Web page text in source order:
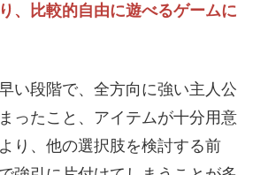
、比較的自由に遊べるゲームに
い段階で、全方向に強い主人公
ったこと、アイテムが十分用意
り、他の選択肢を検討する前